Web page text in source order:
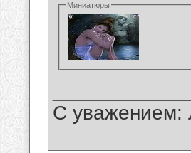
Миниатюры
С уважением: